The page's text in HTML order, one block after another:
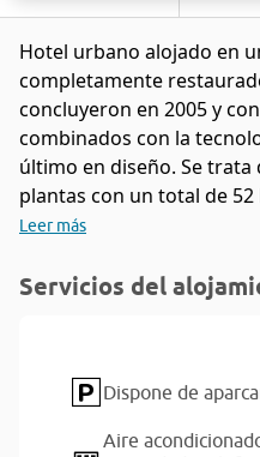
Hotel urbano alojado en
completamente
concluyeron en 2005 y
combinados con la
último en diseño. Se
plantas con un total de 52
Leer más
Servicios del
Dispone de
Aire